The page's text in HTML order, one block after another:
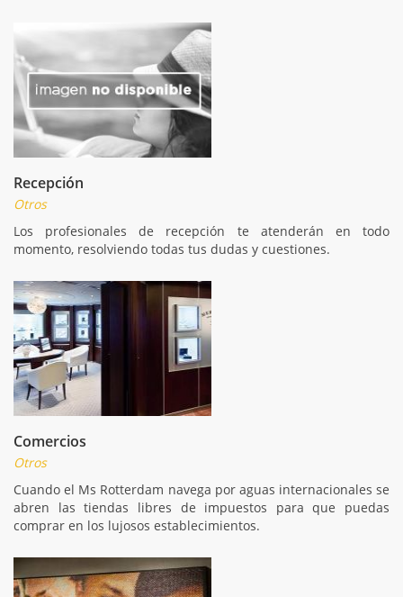
Recepción
Otros
Los profesionales de recepción te atenderán en todo
momento, resolviendo todas tus dudas y cuestiones.
Comercios
Otros
Cuando el Ms Rotterdam navega por aguas internacionales se
abren las tiendas libres de impuestos para que puedas
comprar en los lujosos establecimientos.